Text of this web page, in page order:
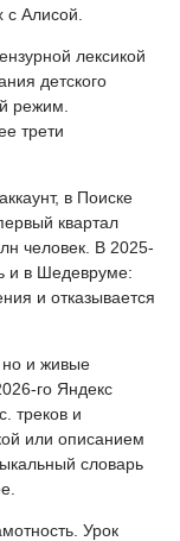
с Алисой.
лексикой
детского
режим.
трети
в Поиске
квартал
человек. В 2025-
и в Шедевруме:
и отказывается
но и живые
го Яндекс
треков и
или описанием
словарь
Урок